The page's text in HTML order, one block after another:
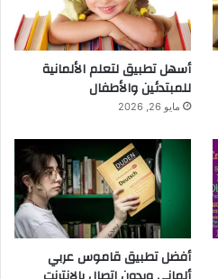
أسهل تطبيق لتعلم الألمانية
للمبتدئين والأطفال
مايو 26, 2026
أفضل تطبيق قاموس عربي